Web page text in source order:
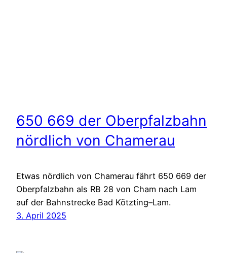
650 669 der Oberpfalzbahn
nördlich von Chamerau
Etwas nördlich von Chamerau fährt 650 669 der
Oberpfalzbahn als RB 28 von Cham nach Lam
auf der Bahnstrecke Bad Kötzting–Lam.
3. April 2025